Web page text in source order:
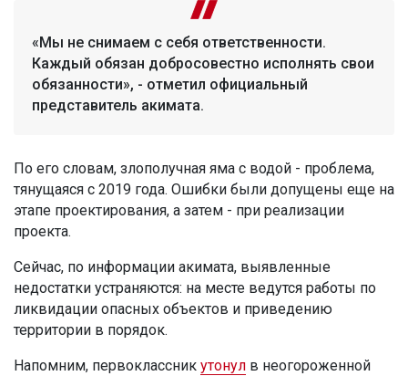
«Мы не снимаем с себя ответственности.
Каждый обязан добросовестно исполнять свои
обязанности», - отметил официальный
представитель акимата.
По его словам, злополучная яма с водой - проблема,
тянущаяся с 2019 года. Ошибки были допущены еще на
этапе проектирования, а затем - при реализации
проекта.
Сейчас, по информации акимата, выявленные
недостатки устраняются: на месте ведутся работы по
ликвидации опасных объектов и приведению
территории в порядок.
Напомним, первоклассник утонул в неогороженной